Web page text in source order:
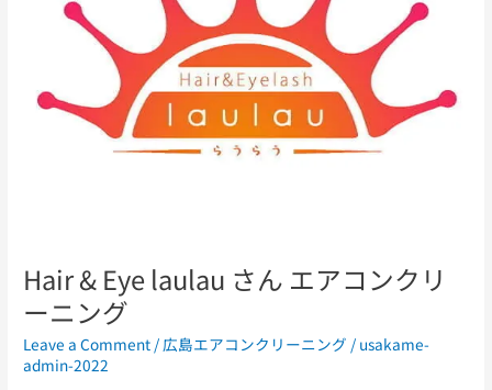
Hair & Eye laulau さん エアコンクリ
ーニング
Leave a Comment / 広島エアコンクリーニング / usakame-
admin-2022
ー